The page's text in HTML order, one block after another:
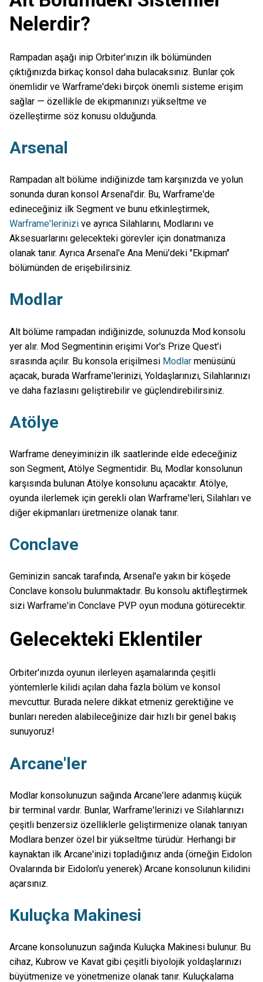
Nelerdir?
Rampadan aşağı inip Orbiter'ınızın ilk bölümünden
çıktığınızda birkaç konsol daha bulacaksınız. Bunlar çok
önemlidir ve Warframe'deki birçok önemli sisteme erişim
sağlar — özellikle de ekipmanınızı yükseltme ve
özelleştirme söz konusu olduğunda.
Arsenal
Rampadan alt bölüme indiğinizde tam karşınızda ve yolun
sonunda duran konsol Arsenal'dir. Bu, Warframe'de
edineceğiniz ilk Segment ve bunu etkinleştirmek,
Warframe'lerinizi ve ayrıca Silahlarını, Modlarını ve
Aksesuarlarını gelecekteki görevler için donatmanıza
olanak tanır. Ayrıca Arsenal'e Ana Menü'deki "Ekipman"
bölümünden de erişebilirsiniz.
Modlar
Alt bölüme rampadan indiğinizde, solunuzda Mod konsolu
yer alır. Mod Segmentinin erişimi Vor's Prize Quest'i
sırasında açılır. Bu konsola erişilmesi Modlar menüsünü
açacak, burada Warframe'lerinizi, Yoldaşlarınızı, Silahlarınızı
ve daha fazlasını geliştirebilir ve güçlendirebilirsiniz.
Atölye
Warframe deneyiminizin ilk saatlerinde elde edeceğiniz
son Segment, Atölye Segmentidir. Bu, Modlar konsolunun
karşısında bulunan Atölye konsolunu açacaktır. Atölye,
oyunda ilerlemek için gerekli olan Warframe'leri, Silahları ve
diğer ekipmanları üretmenize olanak tanır.
Conclave
Geminizin sancak tarafında, Arsenal'e yakın bir köşede
Conclave konsolu bulunmaktadır. Bu konsolu aktifleştirmek
sizi Warframe'in Conclave PVP oyun moduna götürecektir.
Gelecekteki Eklentiler
Orbiter'ınızda oyunun ilerleyen aşamalarında çeşitli
yöntemlerle kilidi açılan daha fazla bölüm ve konsol
mevcuttur. Burada nelere dikkat etmeniz gerektiğine ve
bunları nereden alabileceğinize dair hızlı bir genel bakış
sunuyoruz!
Arcane'ler
Modlar konsolunuzun sağında Arcane'lere adanmış küçük
bir terminal vardır. Bunlar, Warframe'lerinizi ve Silahlarınızı
çeşitli benzersiz özelliklerle geliştirmenize olanak tanıyan
Modlara benzer özel bir yükseltme türüdür. Herhangi bir
kaynaktan ilk Arcane'inizi topladığınız anda (örneğin Eidolon
Ovalarında bir Eidolon'u yenerek) Arcane konsolunun kilidini
açarsınız.
Kuluçka Makinesi
Arcane konsolunuzun sağında Kuluçka Makinesi bulunur. Bu
cihaz, Kubrow ve Kavat gibi çeşitli biyolojik yoldaşlarınızı
büyütmenize ve yönetmenize olanak tanır. Kuluçkalama